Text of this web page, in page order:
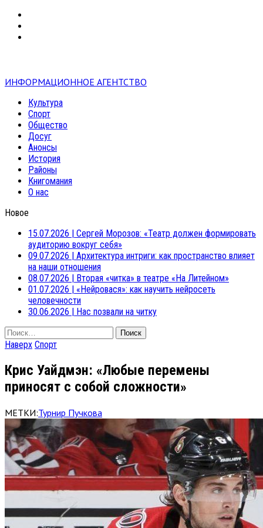
ИНФОРМАЦИОННОЕ АГЕНТСТВО
Культура
Спорт
Общество
Досуг
Анонсы
История
Районы
Книгомания
О нас
Новое
15.07.2026 | Сергей Морозов: «Театр должен формировать
аудиторию вокруг себя»
09.07.2026 | Архитектура интриги: как пространство влияет
на наши отношения
08.07.2026 | Вторая «читка» в театре «На Литейном»
01.07.2026 | «Нейровася»: как научить нейросеть
человечности
30.06.2026 | Нас позвали на читку
Найти:
Наверх Спорт
Крис Уайдмэн: «Любые перемены
приносят с собой сложности»
МЕТКИ:Турнир Пучкова